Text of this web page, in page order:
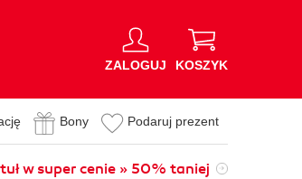
ZALOGUJ KOSZYK
Bony Podaruj prezent
w super cenie » 50% taniej